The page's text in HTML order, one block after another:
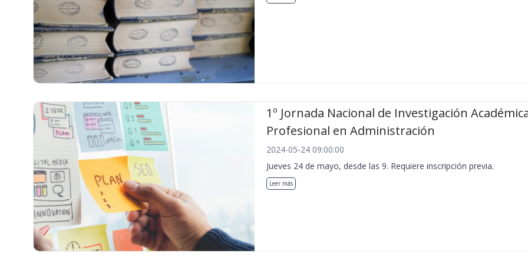
1º Jornada Nacional de Investigación
Profesional en Administración
2024-05-24 09:00:00
Jueves 24 de mayo, desde las 9. Requiere inscripción previa.
Leer más